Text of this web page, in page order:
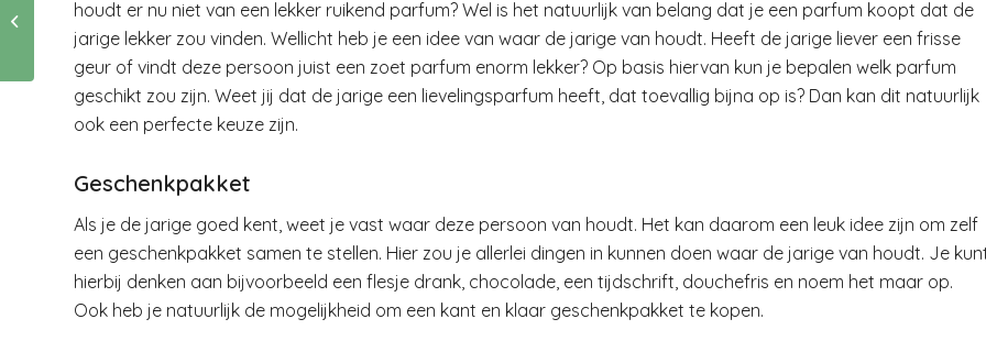
houdt er nu niet van een lekker ruikend parfum? Wel is het natuurlijk van belang dat je een parfum koopt dat de
jarige lekker zou vinden. Wellicht heb je een idee van waar de jarige van houdt. Heeft de jarige liever een frisse
geur of vindt deze persoon juist een zoet parfum enorm lekker? Op basis hiervan kun je bepalen welk parfum
geschikt zou zijn. Weet jij dat de jarige een lievelingsparfum heeft, dat toevallig bijna op is? Dan kan dit natuurlijk
ook een perfecte keuze zijn.
Geschenkpakket
Als je de jarige goed kent, weet je vast waar deze persoon van houdt. Het kan daarom een leuk idee zijn om zelf
een geschenkpakket samen te stellen. Hier zou je allerlei dingen in kunnen doen waar de jarige van houdt. Je
hierbij denken aan bijvoorbeeld een flesje drank, chocolade, een tijdschrift, douchefris en noem het maar op.
Ook heb je natuurlijk de mogelijkheid om een kant en klaar geschenkpakket te kopen.
Even wennen……
voorjaar !